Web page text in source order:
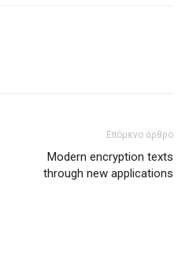
Επόμενο άρθρο
Modern encryption texts
through new applications